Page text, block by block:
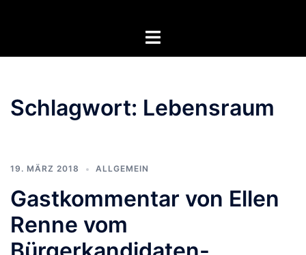
Menü
Schlagwort: Lebensraum
19. MÄRZ 2018 ALLGEMEIN
Gastkommentar von Ellen
Renne vom